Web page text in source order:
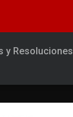
y Resoluciones